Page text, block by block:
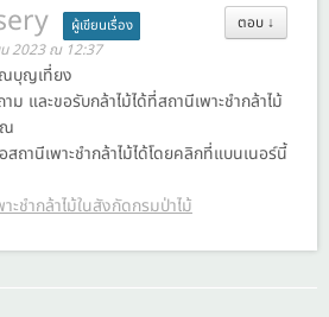
ตอบ ↓
ผู้เขียนเรื่อง
2023 ณ 12:37
บุญเที่ยง
และขอรับกล้าไม้ได้ที่สถานีเพาะชำกล้าไม้
ถานีเพาะชำกล้าไม้ได้โดยคลิกที่แบนเนอร์นี้